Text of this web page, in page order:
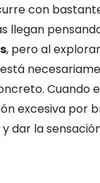
con
llegan
, pero al
Cuando
excesiva por
dar la